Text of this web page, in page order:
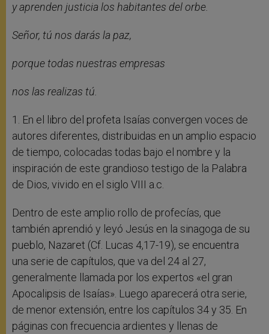
y aprenden justicia los habitantes del orbe.
Señor, tú nos darás la paz,
porque todas nuestras empresas
nos las realizas tú.
1. En el libro del profeta Isaías convergen voces de
autores diferentes, distribuidas en un amplio espacio
de tiempo, colocadas todas bajo el nombre y la
inspiración de este grandioso testigo de la Palabra
de Dios, vivido en el siglo VIII a.c.
Dentro de este amplio rollo de profecías, que
también aprendió y leyó Jesús en la sinagoga de su
pueblo, Nazaret (Cf. Lucas 4,17-19), se encuentra
una serie de capítulos, que va del 24 al 27,
generalmente llamada por los expertos «el gran
Apocalipsis de Isaías». Luego aparecerá otra serie,
de menor extensión, entre los capítulos 34 y 35. En
páginas con frecuencia ardientes y llenas de